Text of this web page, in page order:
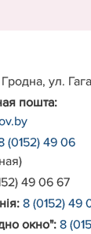
ул.
пошта:
(0152) 49 06
49 06 67
8 (0152) 49
окно":8